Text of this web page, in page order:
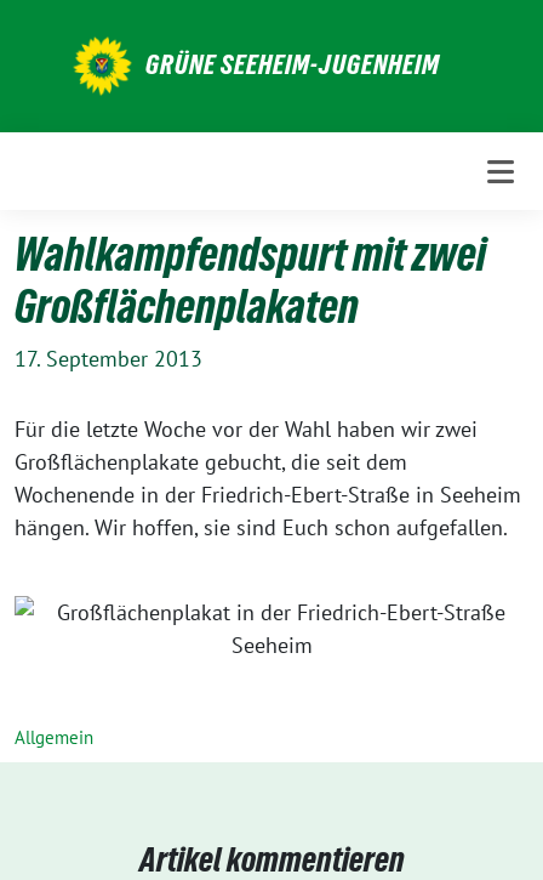
GRÜNE SEEHEIM-JUGENHEIM
Wahlkampfendspurt mit zwei
Großflächenplakaten
17. September 2013
Für die letzte Woche vor der Wahl haben wir zwei
Großflächenplakate gebucht, die seit dem
Wochenende in der Friedrich-Ebert-Straße in Seeheim
hängen. Wir hoffen, sie sind Euch schon aufgefallen.
Allgemein
Artikel kommentieren